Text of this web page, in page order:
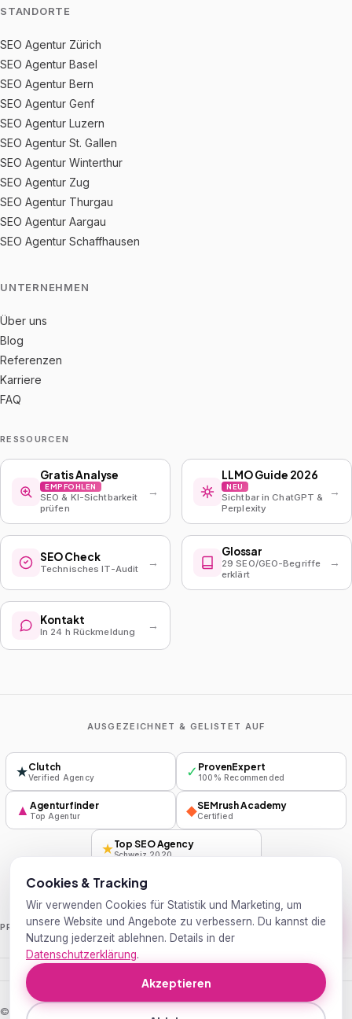
STANDORTE
SEO Agentur Zürich
SEO Agentur Basel
SEO Agentur Bern
SEO Agentur Genf
SEO Agentur Luzern
SEO Agentur St. Gallen
SEO Agentur Winterthur
SEO Agentur Zug
SEO Agentur Thurgau
SEO Agentur Aargau
SEO Agentur Schaffhausen
UNTERNEHMEN
Über uns
Blog
Referenzen
Karriere
FAQ
RESSOURCEN
Gratis Analyse
EMPFOHLEN
SEO & KI-Sichtbarkeit
prüfen
→
LLMO Guide 2026
NEU
Sichtbar in ChatGPT &
Perplexity
→
SEO Check
Technisches IT-Audit →
Glossar
29 SEO/GEO-Begriffe
erklärt
→
Kontakt
In 24 h Rückmeldung →
AUSGEZEICHNET & GELISTET AUF
★Clutch
Verified Agency ✓ ProvenExpert
100% Recommended
▲ Agenturfinder
Top Agentur ◆SEMrush Academy
Certified
★Top SEO Agency
Schweiz 2020
PRESSEHandelsblatt Wirtschaftswoche
© 2026 SEOX GmbH · Kreuzlingen, Schweiz
Cookies & Tracking
Wir verwenden Cookies für Statistik und Marketing, um
unsere Website und Angebote zu verbessern. Du kannst die
Nutzung jederzeit ablehnen. Details in der
Datenschutzerklärung.
Akzeptieren